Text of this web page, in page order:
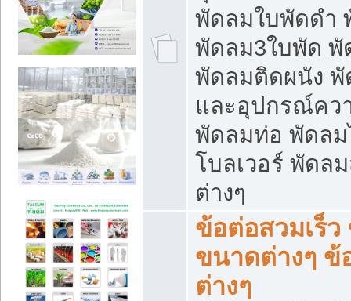
พัดลมใบพัดดำ
พัดลม3ใบพัด พั
พัดลมติดผนัง
และอุปกรณ์คว
พัดลมท่อ พัดลม
โบลเวอร์ พัดล
ต่างๆ
ข้อต่อสวมเร็
ขนาดต่างๆ ข้
ต่างๆ